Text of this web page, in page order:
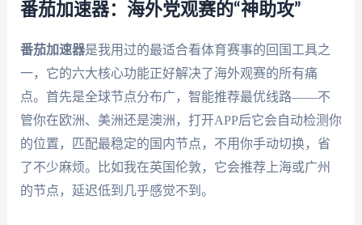
番茄加速器：海外党观赛的“神助攻”
番茄加速器是我用过的最适合看体育赛事的回国工具之
一，它的六大核心功能正好解决了海外观赛的所有痛
点。首先是全球节点分布广，智能推荐最优线路——不
管你在欧洲、美洲还是澳洲，打开APP后它会自动检测你
的位置，匹配最稳定的国内节点，不用你手动切换，省
了不少麻烦。比如我在英国伦敦，它会推荐上海或广州
的节点，延迟低到几乎感觉不到。